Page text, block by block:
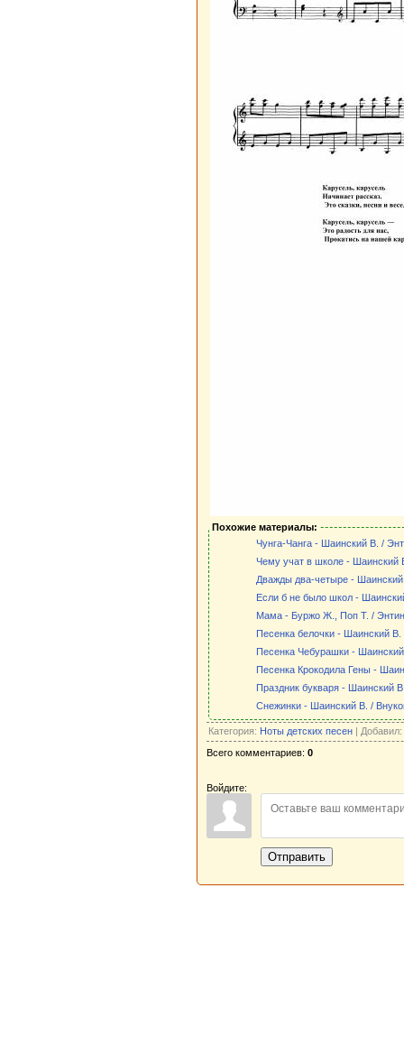
Похожие материалы:
Чунга-Чанга - Шаинский В. /
Чему учат в школе - Шаинский
Дважды два-четыре -
Если б не было школ -
Мама - Буржо Ж., Поп Т. /
Песенка белочки - Шаинский
Песенка Чебурашки -
Песенка Крокодила Гены -
Праздник букваря - Шаинский
Снежинки - Шаинский В. /
Категория: Ноты детских песен | Добавил:
Всего комментариев: 0
Войдите:
Отправить